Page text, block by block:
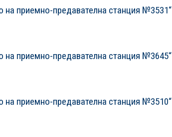
на приемно-предавателна станция №3531“
на приемно-предавателна станция №3645“
на приемно-предавателна станция №3510“